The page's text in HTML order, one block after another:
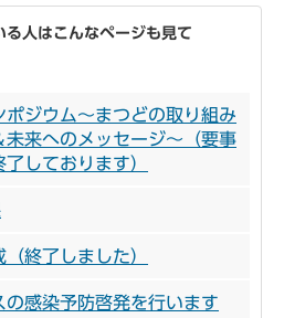
る人はこんなページも見て
ジウム～まつどの取り組み
未来へのメッセージ～（要事
しております）
終了しました）
感染予防啓発を行います